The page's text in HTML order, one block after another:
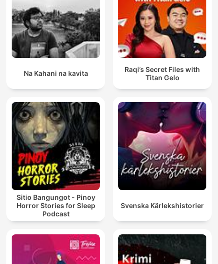
Na Kahani na kavita
Raqi’s Secret Files with
Titan Gelo
Sitio Bangungot - Pinoy
Horror Stories for Sleep
Podcast
Svenska Kärlekshistorier